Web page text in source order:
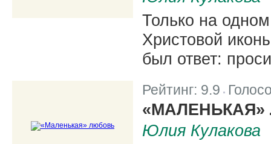
Только на
Христовой
был ответ:
Рейтинг: 9.9
Юлия Кулакова